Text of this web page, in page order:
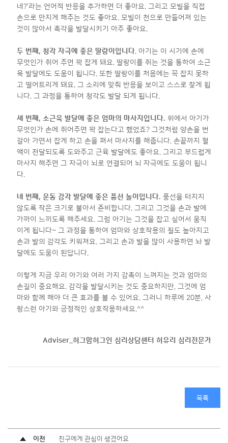
네?’라는 언어적 반응을 추가하면 더 좋아요. 그리고 모빌을 직접
손으로 만지게 해주는 것도 좋아요. 모빌이 천으로 만들어져 있는
것이 많아서 촉각을 발달시키기 아주 좋아요.
두 번째, 청각 자극에 좋은 딸랑이입니다. 아기는 이 시기에 손에
무엇인가 쥐어 주면 꽉 잡게 돼요. 딸랑이를 쥐는 것을 통하여 소근
육 발달에도 도움이 됩니다. 또한 딸랑이를 처음에는 꼭 잡지 못하
고 떨어트리게 돼요. 그 소리에 맞춰 반응을 보이고 스스로 찾게 됩
니다. 그 과정을 통하여 청각도 발달 되게 됩니다.
세 번째, 소근육 발달에 좋은 엄마의 마사지입니다. 위에서 아기가
무엇인가 손에 쥐어주면 꽉 잡는다고 했었죠? 그것처럼 양손을 번
갈아 가면서 잡게 하고 손을 펴서 마사지를 해줍니다. 손끝까지 혈
액이 전달되도록 도와주고 근육 발달에도 좋아요. 그리고 부드럽게
마사지 해주면 그 자극이 뇌로 연결되어 뇌 자극에도 도움이 됩니
다.
네 번째, 운동 감각 발달에 좋은 풍선 놀이입니다. 풍선을 터지지
않도록 작은 크기로 불아서 준비합니다. 그리고 그것을 손과 발에
가까이 느끼도록 해주세요. 그럼 아기는 그것을 잡고 싶어서 움직
이게 됩니다~ 그 과정을 통하여 엄마와 상호작용의 질도 높아지고
손과 발의 감각도 키워져요. 그리고 손과 발을 많이 사용하면 놔 발
달에도 도움이 된답니다.
이렇게 지금 우리 아기와 여러 가지 감촉이 느껴지는 것과 엄마의
손길이 중요해요. 감각을 발달시키는 것도 중요하지만, 그것에 엄
마와 함께 해야 더 큰 효과를 볼 수 있어요. 그러니 하루에 20분, 사
랑스런 아기와 긍정적인 상호작용하세요.^^
Adviser_허그맘허그인 심리상담센터 허유리 심리전문가
목록
이전 친구에게 관심이 생겼어요